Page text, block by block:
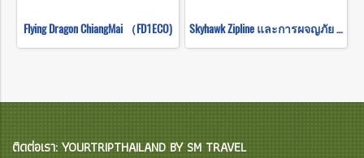
Flying Dragon ChiangMai （FD1ECO) Skyhawk Zipline และการผจญภัย ATV (FULL COURSE)
ติดต่อเรา: YOURTRIPTHAILAND BY SM TRAVEL